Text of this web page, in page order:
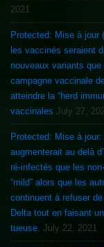
2021
Protected: Mise à jour
les vaccinés seraient
nouveaux variants
campagne vaccinale
atteindre la “herd
vaccinales July 27,
Protected: Mise à
augmenterait au delà
ré-infectés que les
“mild” alors que les
continuent à refuser
Delta tout en faisant
tueuse. July 22, 2021